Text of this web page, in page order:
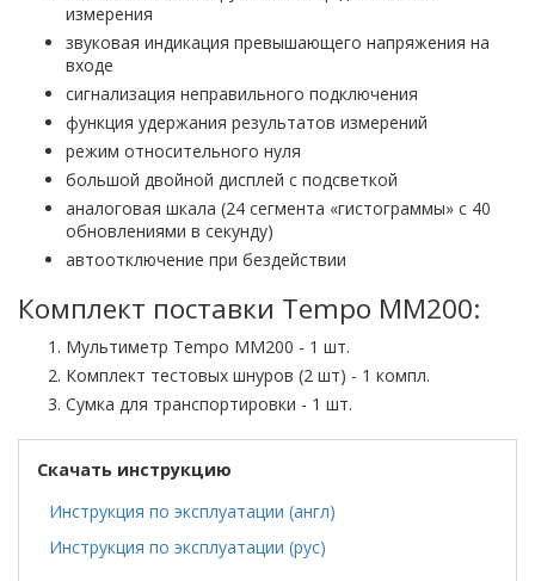
измерения
звуковая индикация превышающего напряжения на
входе
сигнализация неправильного подключения
функция удержания результатов измерений
режим относительного нуля
большой двойной дисплей с подсветкой
аналоговая шкала (24 сегмента «гистограммы» с 40
обновлениями в секунду)
автоотключение при бездействии
Комплект поставки Tempo MM200:
Мультиметр Tempo MM200 - 1 шт.
Комплект тестовых шнуров (2 шт) - 1 компл.
Сумка для транспортировки - 1 шт.
Скачать инструкцию
Инструкция по эксплуатации (англ)
Инструкция по эксплуатации (рус)